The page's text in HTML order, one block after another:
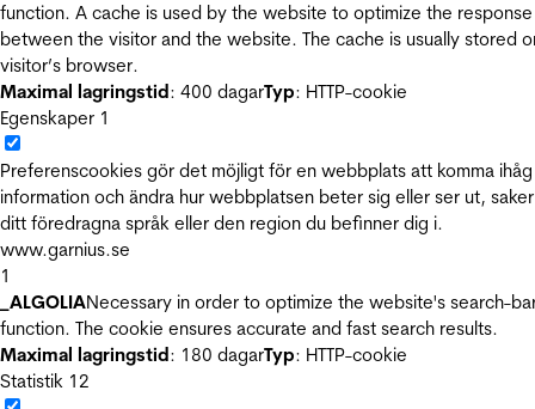
function. A cache is used by the website to optimize the
between the visitor and the website. The cache is usually stored
visitor’s browser.
Maximal lagringstid: 400 dagarTyp: HTTP-cookie
Egenskaper 1
Preferenscookies gör det möjligt för en webbplats att komma ihåg
information och ändra hur webbplatsen beter sig eller ser ut,
ditt föredragna språk eller den region du befinner dig i.
www.garnius.se
1
_ALGOLIANecessary in order to optimize the website's search-
function. The cookie ensures accurate and fast search results.
Maximal lagringstid: 180 dagarTyp: HTTP-cookie
Statistik 12